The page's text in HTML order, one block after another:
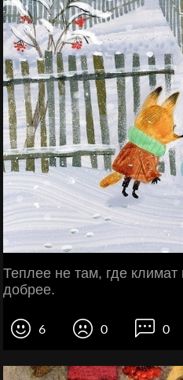
Теплее не там, где
добрее.
6 0 0